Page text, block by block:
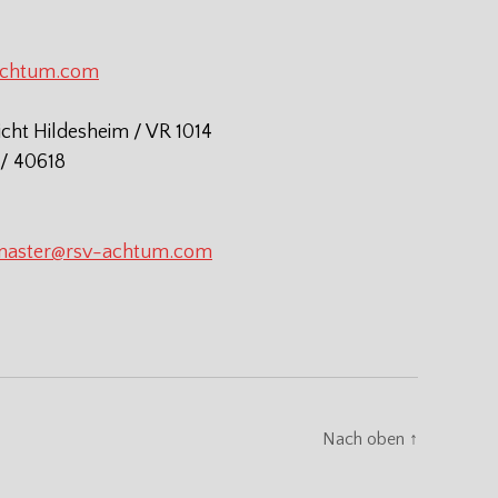
Hildesheim / VR 1014
40618
achtum.com
Nach oben ↑